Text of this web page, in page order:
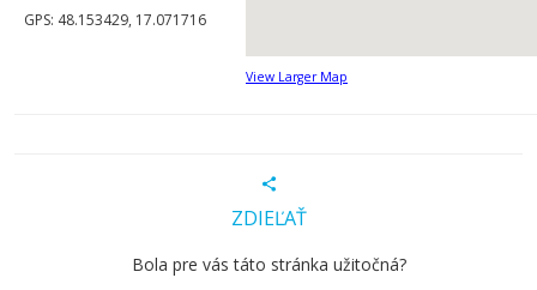
GPS: 48.153429, 17.071716
View Larger Map
ZDIEĽAŤ
Bola pre vás táto stránka užitočná?